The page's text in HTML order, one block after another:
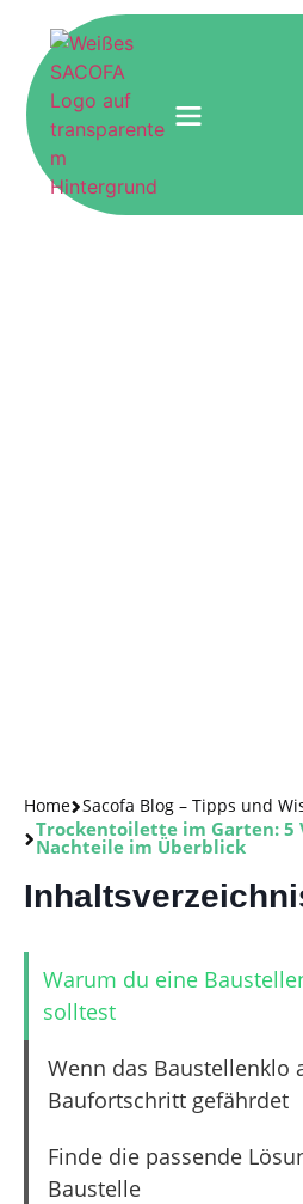
Home Sacofa Blog – Tipps und
Trockentoilette im Garten: 5
Nachteile im Überblick
Warum du eine
solltest
Wenn das Baustellenklo
Baufortschritt gefährdet
Finde die passende
Baustelle